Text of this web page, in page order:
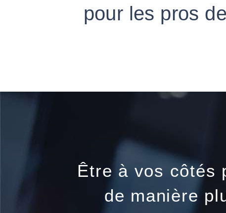
pour les pros
Être à vos côtés
de manière